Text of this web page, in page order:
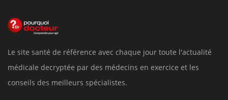
Le site santé de référence avec chaque jour toute l'actualité
médicale decryptée par des médecins en exercice et les
conseils des meilleurs spécialistes.